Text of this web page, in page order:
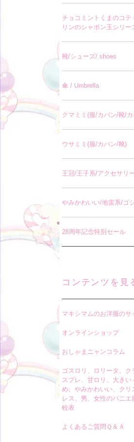
チョコミントくまのコテ
リンのシャボン玉シリー
靴/シューズ/ shoes
傘 / Umbrella
クマミミ(服/カバン/靴/
ウサミミ(服/カバン/靴)
王冠/王子系/アクセサリ
やみかわいい/地雷系/ゴ
28周年記念特別セール
コンテンツを見
マキシマムのお洋服のサ
オンラインショップ
おしゃまニャンコラム
ゴスロリ、ロリータ、ク
スプレ、甘ロリ、大き
め、やみかわいい、クリ
レス、男、女性のパニ
較表
よくあるご質問Ｑ＆Ａ